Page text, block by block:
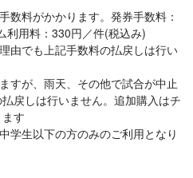
数料がかかります。発券手数料：
利用料：330円／件(税込み)
由でも上記手数料の払戻しは行い
すが、雨天、その他で試合が中止
戻しは行いません。追加購入はチ
す
学生以下の方のみのご利用となり